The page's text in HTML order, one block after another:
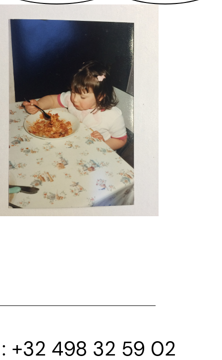
+32 498 32 59 02